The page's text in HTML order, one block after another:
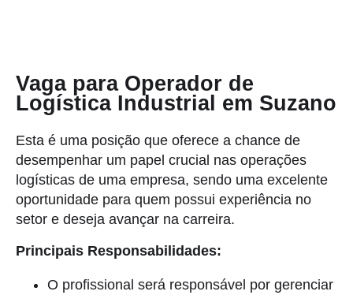
Vaga para Operador de
Logística Industrial em Suzano
Esta é uma posição que oferece a chance de
desempenhar um papel crucial nas operações
logísticas de uma empresa, sendo uma excelente
oportunidade para quem possui experiência no
setor e deseja avançar na carreira.
Principais Responsabilidades:
O profissional será responsável por gerenciar